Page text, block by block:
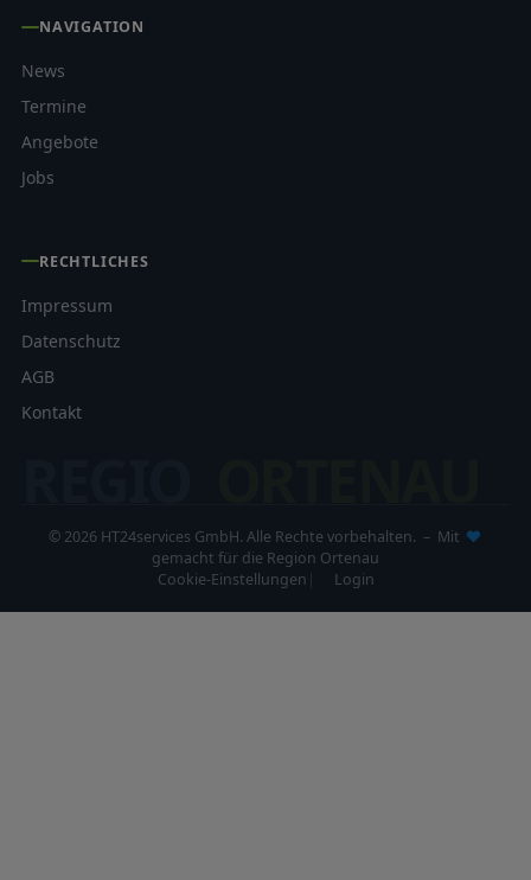
NAVIGATION
News
Termine
Angebote
Jobs
RECHTLICHES
Impressum
Datenschutz
AGB
Kontakt
© 2026 HT24services GmbH. Alle Rechte vorbehalten. – Mit
gemacht für die Region Ortenau
Cookie-Einstellungen
Login